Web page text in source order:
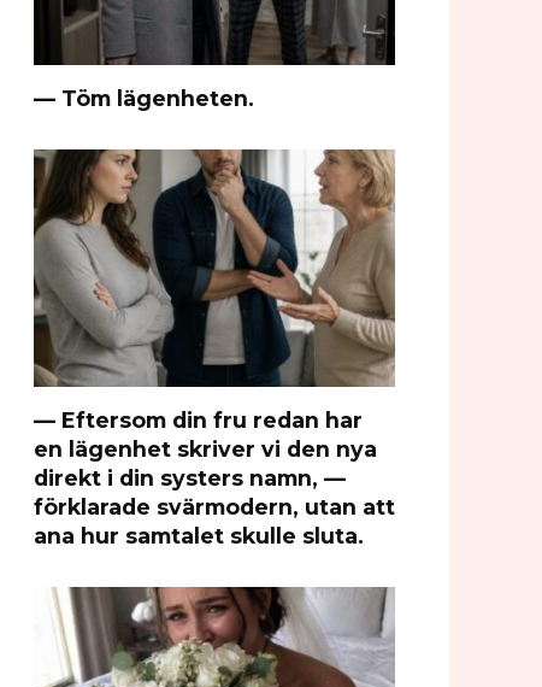
— Töm lägenheten.
— Eftersom din fru redan har
en lägenhet skriver vi den nya
direkt i din systers namn, —
förklarade svärmodern, utan att
ana hur samtalet skulle sluta.